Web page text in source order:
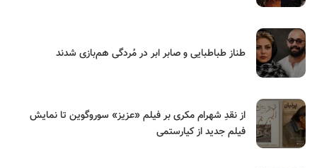
طناز طباطبایی و صابر ابر در مُردگی هم‌بازی شدند
از نقدِ شهرام مکری بر فیلم «عزیز» سوروگوین تا نمایش
فیلم جدید از کیارستمی